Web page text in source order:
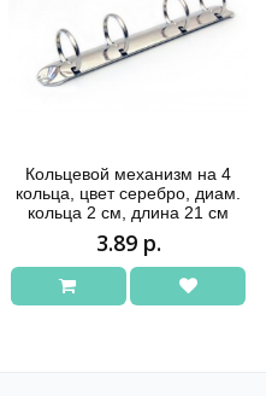
Кольцевой механизм на 4
кольца, цвет серебро, диам.
кольца 2 см, длина 21 см
3.89 р.